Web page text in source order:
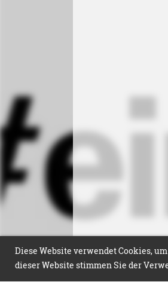
Diese Website verwendet Cookies,
dieser Website stimmen Sie der